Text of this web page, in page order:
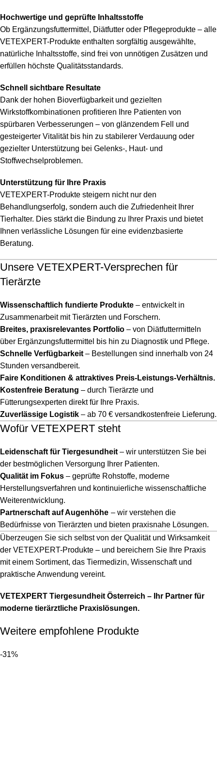
Hochwertige und geprüfte Inhaltsstoffe
Ob Ergänzungsfuttermittel, Diätfutter oder Pflegeprodukte – alle
VETEXPERT-Produkte enthalten sorgfältig ausgewählte,
natürliche Inhaltsstoffe, sind frei von unnötigen Zusätzen und
erfüllen höchste Qualitätsstandards.
Schnell sichtbare Resultate
Dank der hohen Bioverfügbarkeit und gezielten
Wirkstoffkombinationen profitieren Ihre Patienten von
spürbaren Verbesserungen – von glänzendem Fell und
gesteigerter Vitalität bis hin zu stabilerer Verdauung oder
gezielter Unterstützung bei Gelenks-, Haut- und
Stoffwechselproblemen.
Unterstützung für Ihre Praxis
VETEXPERT-Produkte steigern nicht nur den
Behandlungserfolg, sondern auch die Zufriedenheit Ihrer
Tierhalter. Dies stärkt die Bindung zu Ihrer Praxis und bietet
Ihnen verlässliche Lösungen für eine evidenzbasierte
Beratung.
Unsere VETEXPERT-Versprechen für
Tierärzte
Wissenschaftlich fundierte Produkte – entwickelt in
Zusammenarbeit mit Tierärzten und Forschern.
Breites, praxisrelevantes Portfolio – von Diätfuttermitteln
über Ergänzungsfuttermittel bis hin zu Diagnostik und Pflege.
Schnelle Verfügbarkeit – Bestellungen sind innerhalb von 24
Stunden versandbereit.
Faire Konditionen & attraktives Preis-Leistungs-Verhältnis.
Kostenfreie Beratung – durch Tierärzte und
Fütterungsexperten direkt für Ihre Praxis.
Zuverlässige Logistik – ab 70 € versandkostenfreie Lieferung.
Wofür VETEXPERT steht
Leidenschaft für Tiergesundheit – wir unterstützen Sie bei
der bestmöglichen Versorgung Ihrer Patienten.
Qualität im Fokus – geprüfte Rohstoffe, moderne
Herstellungsverfahren und kontinuierliche wissenschaftliche
Weiterentwicklung.
Partnerschaft auf Augenhöhe – wir verstehen die
Bedürfnisse von Tierärzten und bieten praxisnahe Lösungen.
Überzeugen Sie sich selbst von der Qualität und Wirksamkeit
der VETEXPERT-Produkte – und bereichern Sie Ihre Praxis
mit einem Sortiment, das Tiermedizin, Wissenschaft und
praktische Anwendung vereint.
VETEXPERT Tiergesundheit Österreich – Ihr Partner für
moderne tierärztliche Praxislösungen.
Weitere empfohlene Produkte
-31%